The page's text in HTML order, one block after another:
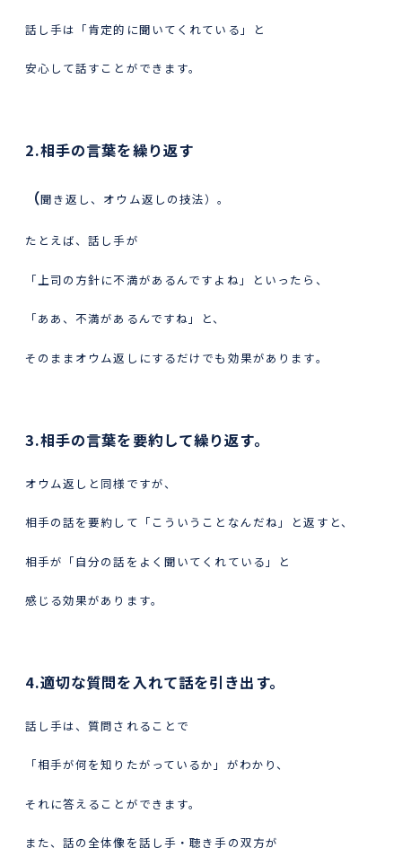
話し手は「肯定的に聞いてくれている」と
安心して話すことができます。
2.相手の言葉を繰り返す
（聞き返し、オウム返しの技法）。
たとえば、話し手が
「上司の方針に不満があるんですよね」といったら、
「ああ、不満があるんですね」と、
そのままオウム返しにするだけでも効果があります。
3.相手の言葉を要約して繰り返す。
オウム返しと同様ですが、
相手の話を要約して「こういうことなんだね」と返すと、
相手が「自分の話をよく聞いてくれている」と
感じる効果があります。
4.適切な質問を入れて話を引き出す。
話し手は、質問されることで
「相手が何を知りたがっているか」がわかり、
それに答えることができます。
また、話の全体像を話し手・聴き手の双方が